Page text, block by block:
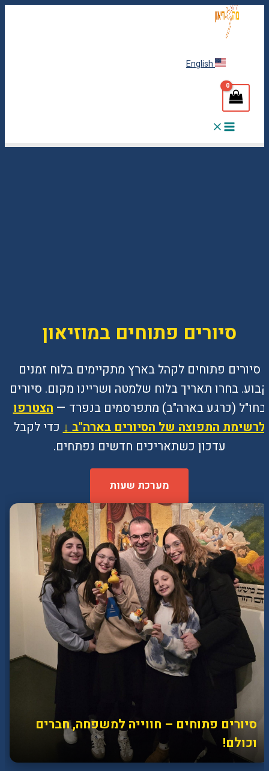
English
Main
Menu
סיורים פתוחים במוזיאון
סיורים פתוחים לקהל בארץ מתקיימים בלוח זמנים
קבוע. בחרו תאריך בלוח שלמטה ושריינו מקום. סיורים
בחו"ל (כרגע בארה"ב) מתפרסמים בנפרד — הצטרפו
לרשימת התפוצה של הסיורים בארה"ב ↓ כדי לקבל
עדכון כשתאריכים חדשים נפתחים.
מערכת שעות
סיורים פתוחים – חווייה למשפחה, חברים
וכולם!